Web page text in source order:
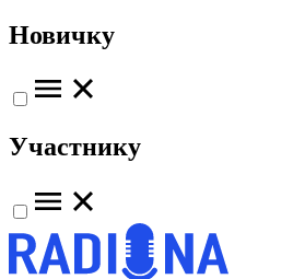
Новичку
Участнику